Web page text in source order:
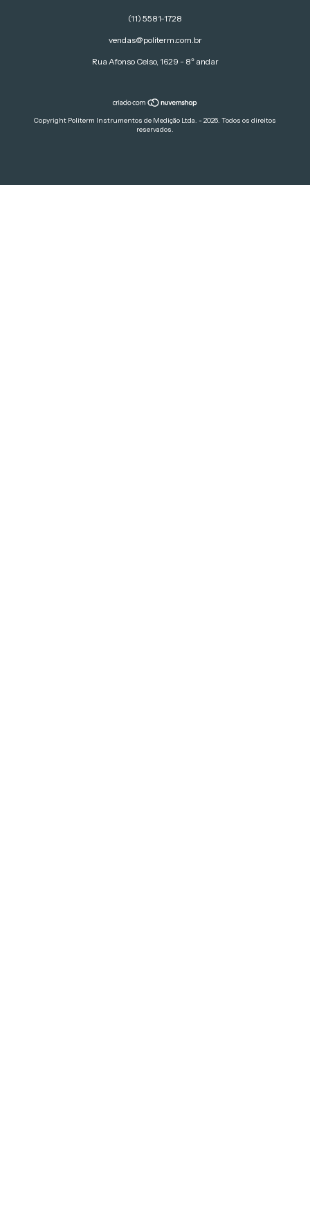
(11) 5581-1728
vendas@politerm.com.br
Rua Afonso Celso, 1629 - 8º andar
Copyright Politerm Instrumentos de Medição Ltda. - 2026. Todos os direitos
reservados.